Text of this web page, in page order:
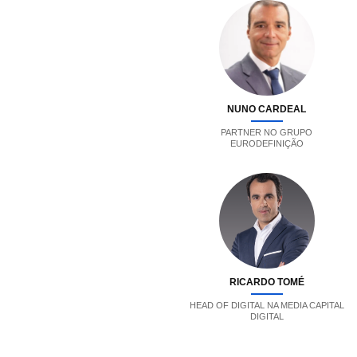
NUNO CARDEAL
PARTNER NO GRUPO
EURODEFINIÇÃO
RICARDO TOMÉ
HEAD OF DIGITAL NA MEDIA CAPITAL
DIGITAL